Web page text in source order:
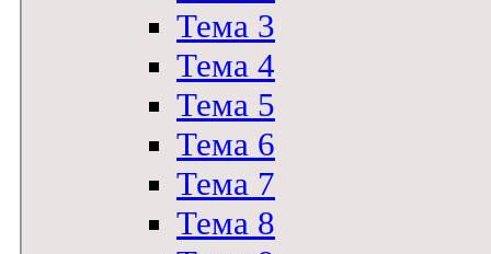
Тема 3
Тема 4
Тема 5
Тема 6
Тема 7
Тема 8